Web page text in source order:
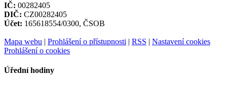
IČ: 00282405
DIČ: CZ00282405
Účet: 165618554/0300, ČSOB
Mapa webu | Prohlášení o přístupnosti | RSS | Nastavení cookies
Prohlášení o cookies
Úřední hodiny